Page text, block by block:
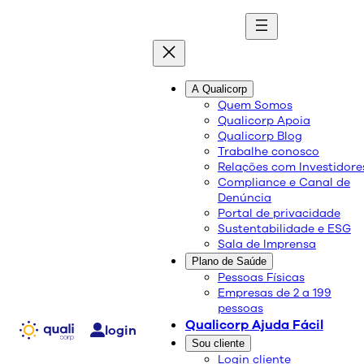
login
A Qualicorp
Quem Somos
Qualicorp Apoia
Qualicorp Blog
Trabalhe conosco
Relações com
Compliance e Canal de
Denúncia
Portal de privacidade
Sustentabilidade e ESG
Sala de Imprensa
Plano de Saúde
Pessoas Físicas
Empresas de 2 a 199
pessoas
Qualicorp Ajuda Fácil
Sou cliente
Login cliente
blog
Conteúdo de qualidade e as melhores soluções
Dengue: conheça a doença
e combata o mosquito
A dengue é uma doença viral, transmitida pelo